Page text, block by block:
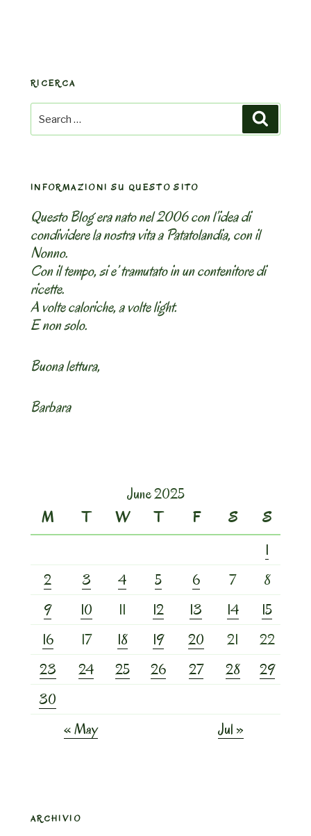
RICERCA
Search
for:
INFORMAZIONI SU QUESTO SITO
Questo Blog era nato nel 2006 con l’idea di
condividere la nostra vita a Patatolandia, con il
Nonno.
Con il tempo, si e’ tramutato in un contenitore di
ricette.
A volte caloriche, a volte light.
E non solo.
Buona lettura,
Barbara
June 2025
M
T W T F S
S
1
2
3 4 5 6 7
8
9
10 11 12 13 14
15
16
17 18 19 20 21
22
23
24 25 26 27 28
29
30
« May
Jul »
ARCHIVIO